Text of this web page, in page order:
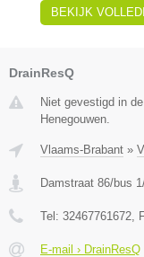
BEKIJK
DrainResQ
Niet gevestigd in
Henegouwen.
Vlaams-Brabant »
Damstraat 86/bus
Tel: 32467761672 ,
E-mail › DrainResQ